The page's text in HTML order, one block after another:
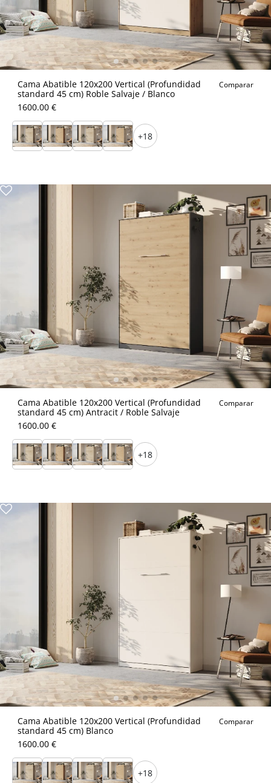
Cama Abatible 120x200 Vertical (Profundidad
standard 45 cm) Roble Salvaje / Blanco
Comparar
1600.00 €
+18
Cama Abatible 120x200 Vertical (Profundidad
standard 45 cm) Antracit / Roble Salvaje
Comparar
1600.00 €
+18
Cama Abatible 120x200 Vertical (Profundidad
standard 45 cm) Blanco
Comparar
1600.00 €
+18